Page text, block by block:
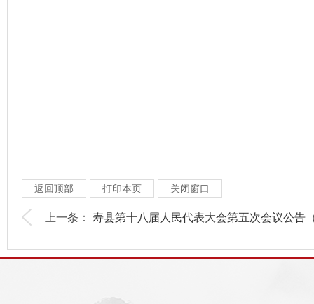
返回顶部 打印本页 关闭窗口
上一条： 寿县第十八届人民代表大会第五次会议公告